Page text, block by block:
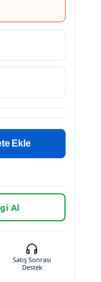
Ekle
Al
Satış Sonrası
Destek